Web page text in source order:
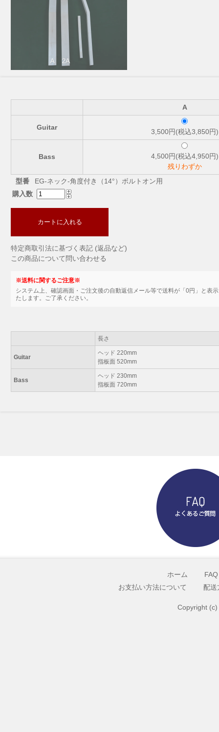
A
Guitar
3,500円(税込3,850円)
Bass
4,500円(税込4,950円)
残りわずか
型番
EG-ネック-角度付き（14°）ボルトオン用
購入数
カートに入れる
特定商取引法に基づく表記 (返品など)
この商品について問い合わせる
※送料に関するご注意※
システム上、確認画面・ご注文後の自動返信メール等で送料が「0円」と表
たします。ご了承ください。
長さ
Guitar
ヘッド 220mm
指板面 520mm
Bass
ヘッド 230mm
指板面 720mm
ホーム
FAQ
お支払い方法について
配送
Copyright